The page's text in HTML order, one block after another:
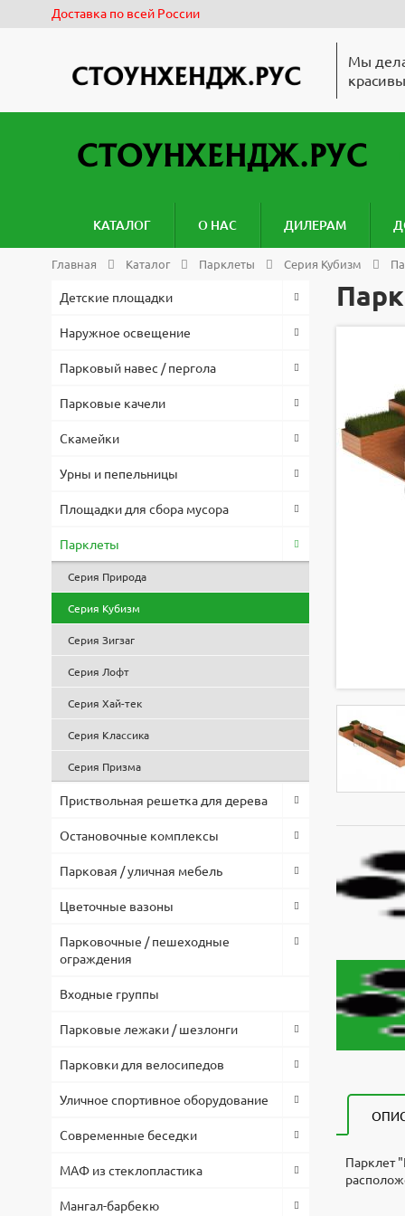
Доставка по всей России
Мы
КАТАЛОГ О НАС ДИЛЕРАМ
Главная Каталог Парклеты Серия Кубизм
Парклет
Детские площадки
Наружное освещение
Парковый навес / пергола
Парковые качели
Скамейки
Урны и пепельницы
Площадки для сбора мусора
Парклеты
Серия Природа
Серия Кубизм
Серия Зигзаг
Серия Лофт
Серия Хай-тек
Серия Классика
Серия Призма
Приствольная решетка для дерева
Остановочные комплексы
Парковая / уличная мебель
Цветочные вазоны
Парковочные / пешеходные
ограждения
Входные группы
Парковые лежаки / шезлонги
Парковки для велосипедов
Уличное спортивное оборудование
Современные беседки
МАФ из стеклопластика
Мангал-барбекю